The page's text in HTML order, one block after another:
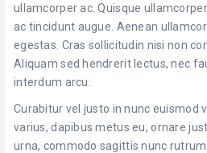
ullamcorper ac. Quisque
ac tincidunt augue. Aenean
egestas. Cras sollicitudin nisi non
Aliquam sed hendrerit lectus, nec
interdum arcu.
Curabitur vel justo in nunc euismod
varius, dapibus metus eu, ornare
urna, commodo sagittis nunc